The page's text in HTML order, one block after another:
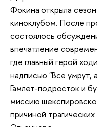
Фокина открыла
киноклубом. После
состоялось
впечатление
где главный герой
надписью "Все умрут,
Гамлет-подросток и
миссию
причиной